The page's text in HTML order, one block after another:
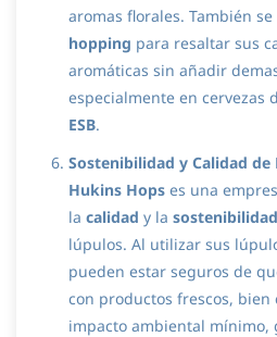
aromas florales. También
hopping para resaltar sus
aromáticas sin añadir
especialmente en cervezas
ESB.
Sostenibilidad y Calidad de
Hukins Hops es una
la calidad y la sostenibilidad
lúpulos. Al utilizar sus
pueden estar seguros de
con productos frescos, bien
impacto ambiental mínimo,